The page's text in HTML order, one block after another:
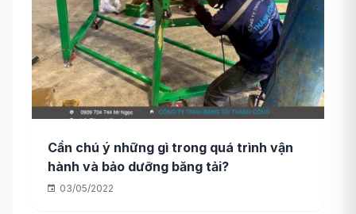
Cần chú ý những gì trong quá trình vận
hành và bảo dưỡng băng tải?
03/05/2022